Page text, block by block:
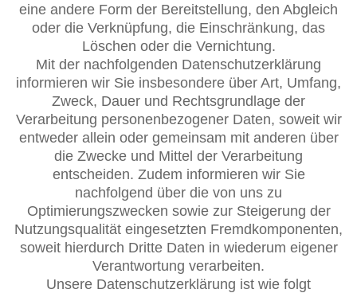
eine andere Form der Bereitstellung, den Abgleich
oder die Verknüpfung, die Einschränkung, das
Löschen oder die Vernichtung.
Mit der nachfolgenden Datenschutzerklärung
informieren wir Sie insbesondere über Art, Umfang,
Zweck, Dauer und Rechtsgrundlage der
Verarbeitung personenbezogener Daten, soweit wir
entweder allein oder gemeinsam mit anderen über
die Zwecke und Mittel der Verarbeitung
entscheiden. Zudem informieren wir Sie
nachfolgend über die von uns zu
Optimierungszwecken sowie zur Steigerung der
Nutzungsqualität eingesetzten Fremdkomponenten,
soweit hierdurch Dritte Daten in wiederum eigener
Verantwortung verarbeiten.
Unsere Datenschutzerklärung ist wie folgt